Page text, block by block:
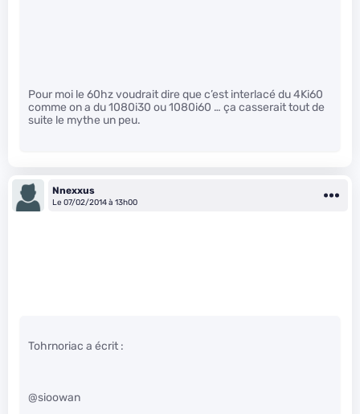
Pour moi le 60hz voudrait dire que c’est interlacé du 4Ki60
comme on a du 1080i30 ou 1080i60 … ça casserait tout de
suite le mythe un peu.
Nnexxus
Le 07/02/2014 à 13h00
Tohrnoriac a écrit :
@sioowan